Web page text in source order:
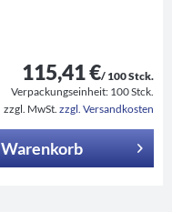
115,41 €/ 100 Stck.
Verpackungseinheit: 100 Stck.
zzgl. MwSt. zzgl. Versandkosten
Warenkorb